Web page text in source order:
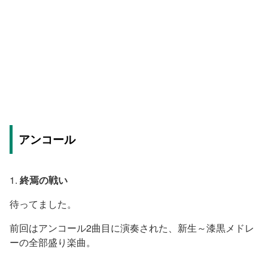
アンコール
1. 終焉の戦い
待ってました。
前回はアンコール2曲目に演奏された、新生～漆黒メドレ
ーの全部盛り楽曲。